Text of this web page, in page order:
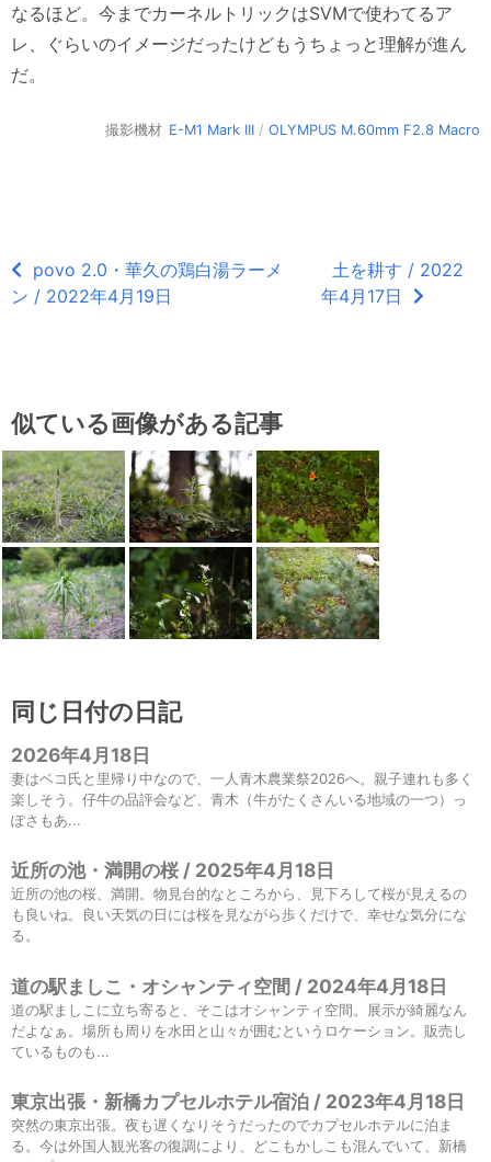
なるほど。今までカーネルトリックはSVMで使わてるア
レ、ぐらいのイメージだったけどもうちょっと理解が進ん
だ。
撮影機材 E-M1 Mark III / OLYMPUS M.60mm F2.8 Macro
povo 2.0・華久の鶏白湯ラーメ
ン / 2022年4月19日
土を耕す / 2022
年4月17日
似ている画像がある記事
同じ日付の日記
2026年4月18日
妻はベコ氏と里帰り中なので、一人青木農業祭2026へ。親子連れも多く
楽しそう。仔牛の品評会など、青木（牛がたくさんいる地域の一つ）っ
ぽさもあ...
近所の池・満開の桜 / 2025年4月18日
近所の池の桜、満開。物見台的なところから、見下ろして桜が見えるの
も良いね。良い天気の日には桜を見ながら歩くだけで、幸せな気分にな
る。
道の駅ましこ・オシャンティ空間 / 2024年4月18日
道の駅ましこに立ち寄ると、そこはオシャンティ空間。展示が綺麗なん
だよなぁ。場所も周りを水田と山々が囲むというロケーション。販売し
ているものも...
東京出張・新橋カプセルホテル宿泊 / 2023年4月18日
突然の東京出張。夜も遅くなりそうだったのでカプセルホテルに泊ま
る。今は外国人観光客の復調により、どこもかしこも混んでいて、新橋